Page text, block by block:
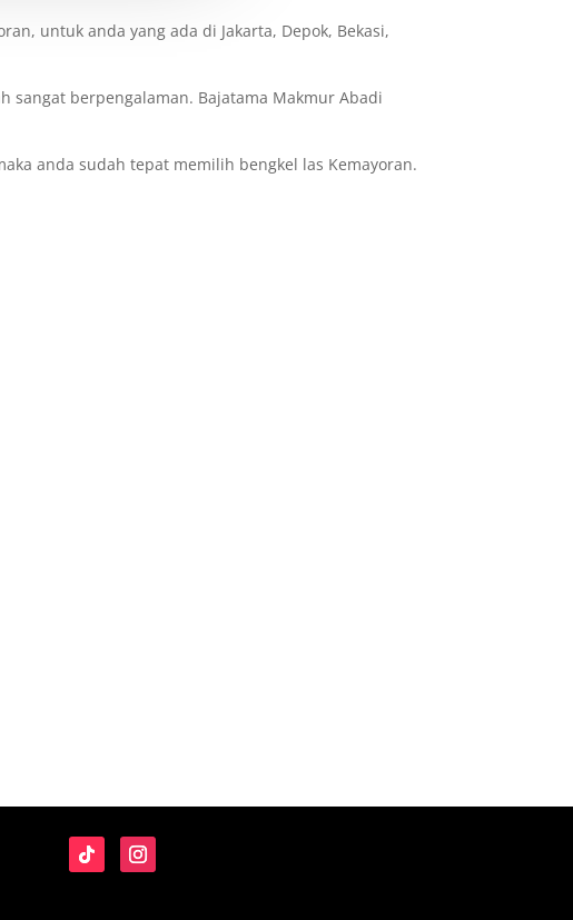
untuk anda yang ada di Jakarta, Depok, Bekasi,
sangat berpengalaman. Bajatama Makmur Abadi
anda sudah tepat memilih bengkel las Kemayoran.